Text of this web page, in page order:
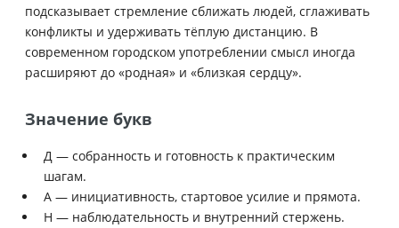
подсказывает стремление сближать людей, сглаживать
конфликты и удерживать тёплую дистанцию. В
современном городском употреблении смысл иногда
расширяют до «родная» и «близкая сердцу».
Значение букв
Д — собранность и готовность к практическим
шагам.
А — инициативность, стартовое усилие и прямота.
Н — наблюдательность и внутренний стержень.